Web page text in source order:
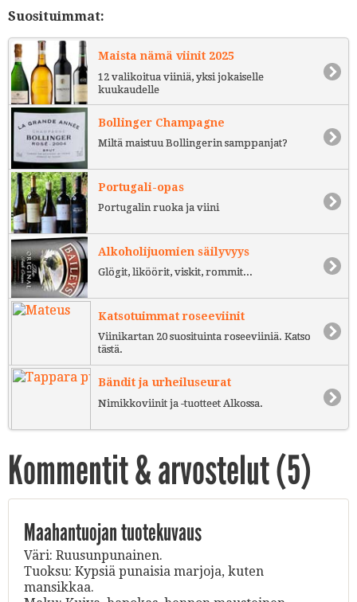
Suosituimmat:
Maista nämä viinit 2025
12 valikoitua viiniä, yksi jokaiselle
kuukaudelle
Bollinger Champagne
Miltä maistuu Bollingerin samppanjat?
Portugali-opas
Portugalin ruoka ja viini
Alkoholijuomien säilyvyys
Glögit, liköörit, viskit, rommit...
Katsotuimmat roseeviinit
Viinikartan 20 suosituinta roseeviiniä. Katso
tästä.
Bändit ja urheiluseurat
Nimikkoviinit ja -tuotteet Alkossa.
Kommentit & arvostelut (5)
Maahantuojan tuotekuvaus
Väri: Ruusunpunainen.
Tuoksu: Kypsiä punaisia marjoja, kuten
mansikkaa.